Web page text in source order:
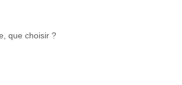
que choisir ?